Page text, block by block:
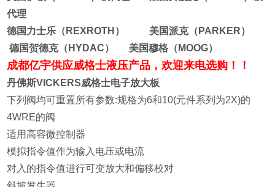
代理
德国力士乐（REXROTH） 美国派克（PARKER）
德国贺德克（HYDAC） 美国穆格（MOOG）
成都亿宇供应威格士液压产品，欢迎来电选购！！
丹佛斯VICKERS威格士电子放大板
下列阀均可重置所有参数:规格为6和10(元件系列为2X)的
4WRE的阀
适用高容微控制器
模拟指令值作为输入电压或电流
对入的指令值进行可变放大和偏移校对